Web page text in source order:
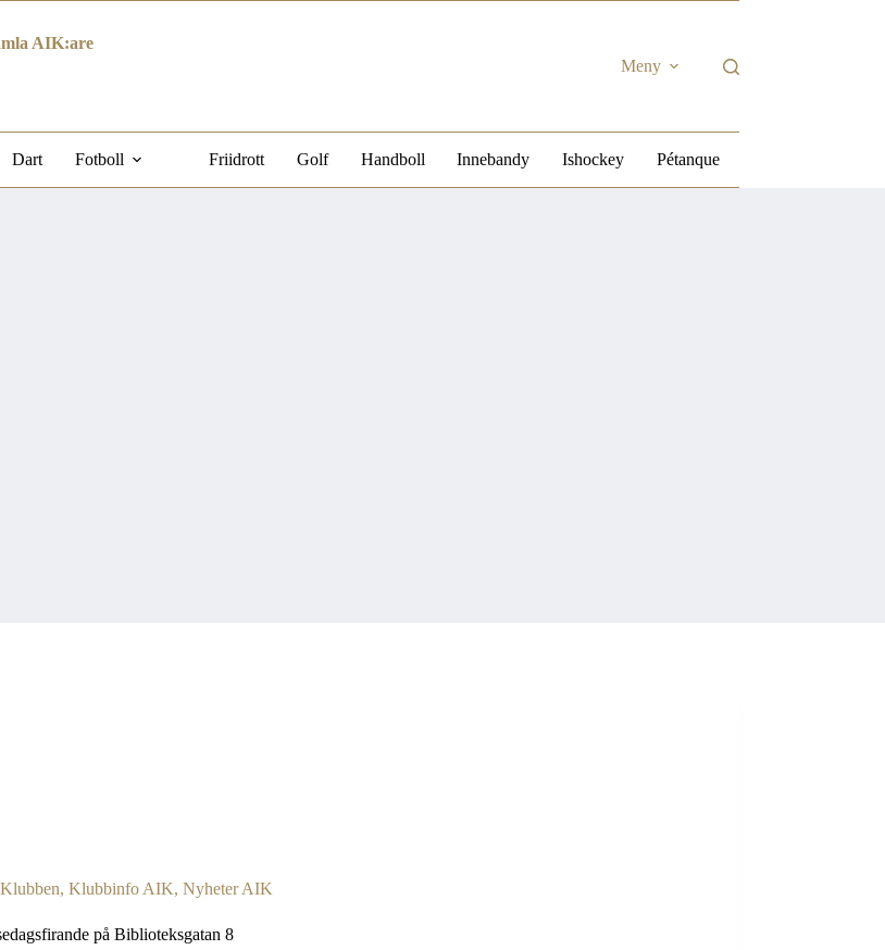
AIK:are
Meny
Dart Fotboll Friidrott Golf Handboll Innebandy Ishockey Pétanque
Klubben, Klubbinfo AIK, Nyheter AIK
på Biblioteksgatan 8